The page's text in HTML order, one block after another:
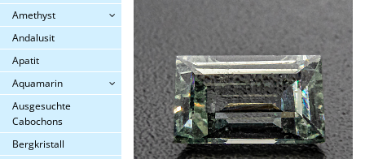
Amethyst
Andalusit
Apatit
Aquamarin
Ausgesuchte
Cabochons
Bergkristall